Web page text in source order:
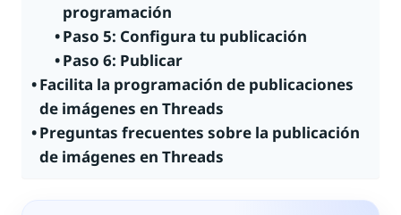
programación
Paso 5: Configura tu publicación
Paso 6: Publicar
Facilita la programación de publicaciones
de imágenes en Threads
Preguntas frecuentes sobre la publicación
de imágenes en Threads